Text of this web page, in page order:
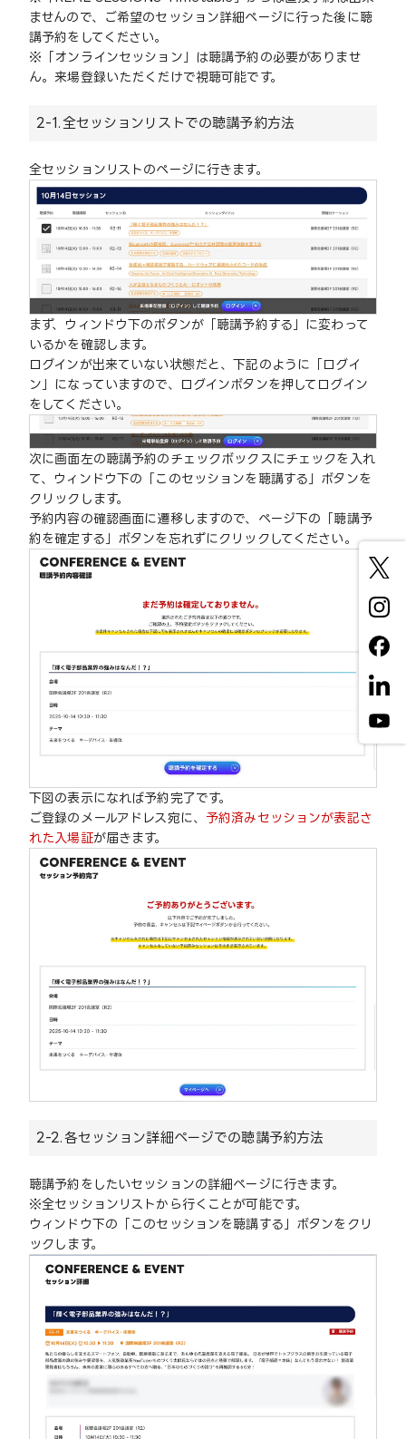
ませんので、ご希望のセッション詳細ページに行った後に聴
講予約をしてください。
※「オンラインセッション」は聴講予約の必要がありませ
ん。来場登録いただくだけで視聴可能です。
2-1.全セッションリストでの聴講予約方法
全セッションリストのページに行きます。
まず、ウィンドウ下のボタンが「聴講予約する」に変わって
いるかを確認します。
ログインが出来ていない状態だと、下記のように「ログイ
ン」になっていますので、ログインボタンを押してログイン
をしてください。
次に画面左の聴講予約のチェックボックスにチェックを入れ
て、ウィンドウ下の「このセッションを聴講する」ボタンを
クリックします。
予約内容の確認画面に遷移しますので、ページ下の「聴講予
約を確定する」ボタンを忘れずにクリックしてください。
下図の表示になれば予約完了です。
ご登録のメールアドレス宛に、 予約済みセッションが表記さ
れた入場証が届きます。
2-2.各セッション詳細ページでの聴講予約方法
聴講予約をしたいセッションの詳細ページに行きます。
※全セッションリストから行くことが可能です。
ウィンドウ下の「このセッションを聴講する」ボタンをクリ
ックします。